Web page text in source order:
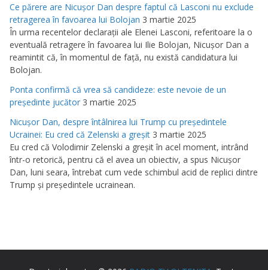
Ce părere are Nicuşor Dan despre faptul că Lasconi nu exclude
retragerea în favoarea lui Bolojan 3 martie 2025
În urma recentelor declaraţii ale Elenei Lasconi, referitoare la o
eventuală retragere în favoarea lui Ilie Bolojan, Nicuşor Dan a
reamintit că, în momentul de faţă, nu există candidatura lui
Bolojan.
Ponta confirmă că vrea să candideze: este nevoie de un
preşedinte jucător 3 martie 2025
Nicuşor Dan, despre întâlnirea lui Trump cu preşedintele
Ucrainei: Eu cred că Zelenski a greşit 3 martie 2025
Eu cred că Volodimir Zelenski a greşit în acel moment, intrând
într-o retorică, pentru că el avea un obiectiv, a spus Nicuşor
Dan, luni seara, întrebat cum vede schimbul acid de replici dintre
Trump şi preşedintele ucrainean.